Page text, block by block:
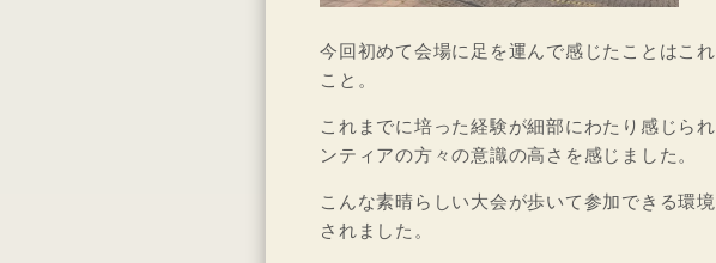
今回初めて会場に足を運んで感じたことはこ
こと。
これまでに培った経験が細部にわたり感じら
ンティアの方々の意識の高さを感じました。
こんな素晴らしい大会が歩いて参加できる環
されました。